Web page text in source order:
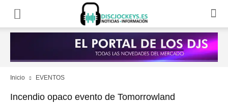
Inicio EVENTOS
Incendio opaco evento de Tomorrowland